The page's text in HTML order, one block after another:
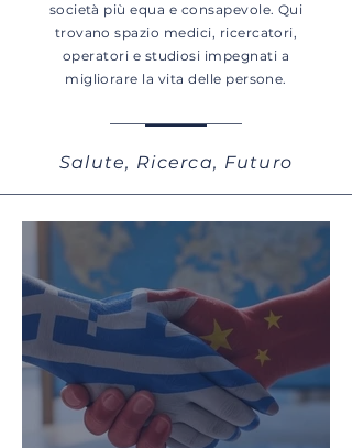
società più equa e consapevole. Qui
trovano spazio medici, ricercatori,
operatori e studiosi impegnati a
migliorare la vita delle persone.
Salute, Ricerca, Futuro